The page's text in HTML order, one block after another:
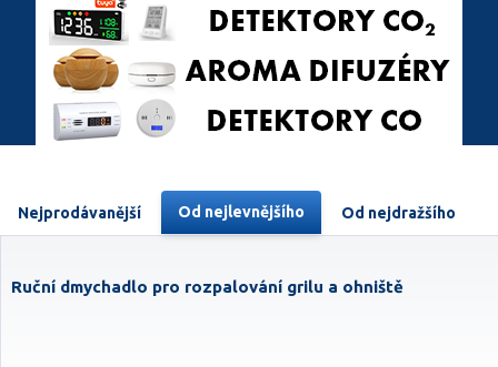
Nejprodávanější Od nejlevnějšího Od nejdražšího
Ruční dmychadlo pro rozpalování grilu a ohniště